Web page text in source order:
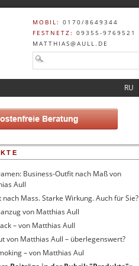
MOBIL: 0170/8649344
FESTNETZ: 09355-9769521
MATTHIAS@AULL.DE
RU
Business-Outfit nach Maß von
Aull
nach Mass. Starke Wirkung. Auch für Sie?
von Matthias Aull
– von Matthias Aull
von Matthias Aull – überlegenswert?
– von Matthias Aul